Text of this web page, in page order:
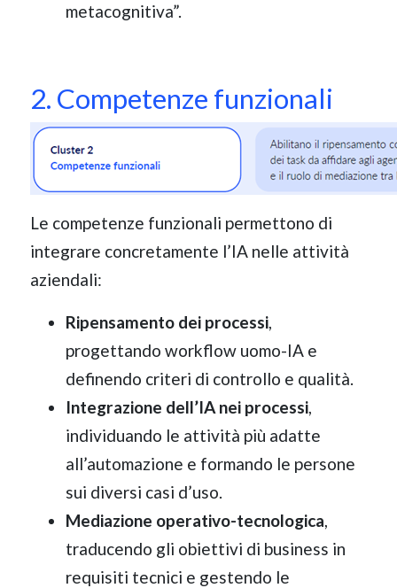
metacognitiva”.
2. Competenze funzionali
Le competenze funzionali permettono di
integrare concretamente l’IA nelle attività
aziendali:
Ripensamento dei processi,
progettando workflow uomo-IA e
definendo criteri di controllo e qualità.
Integrazione dell’IA nei processi,
individuando le attività più adatte
all’automazione e formando le persone
sui diversi casi d’uso.
Mediazione operativo-tecnologica,
traducendo gli obiettivi di business in
requisiti tecnici e gestendo le